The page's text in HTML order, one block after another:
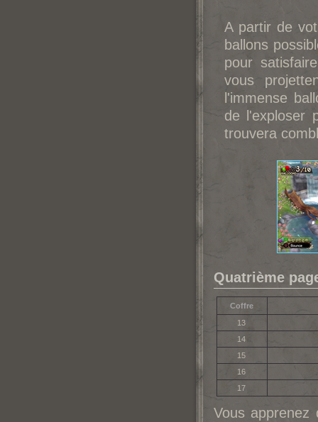
A partir de
ballons
pour
vous
l'immense
de l'exploser
trouvera
Quatrième
Coffre
13
14
15
16
17
Vous apprenez